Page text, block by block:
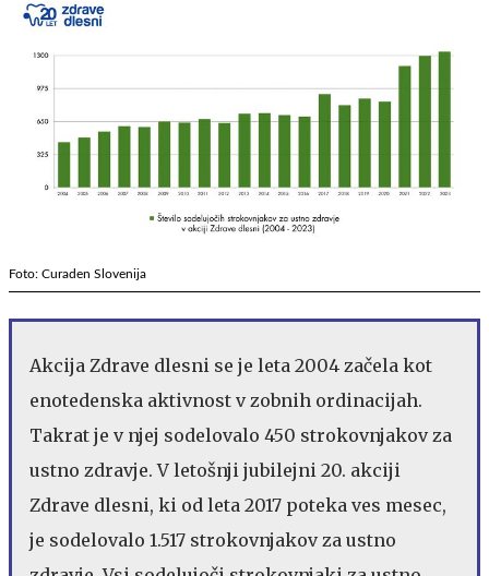
Foto: Curaden Slovenija
Akcija Zdrave dlesni se je leta 2004 začela kot
enotedenska aktivnost v zobnih ordinacijah.
Takrat je v njej sodelovalo 450 strokovnjakov za
ustno zdravje. V letošnji jubilejni 20. akciji
Zdrave dlesni, ki od leta 2017 poteka ves mesec,
je sodelovalo 1.517 strokovnjakov za ustno